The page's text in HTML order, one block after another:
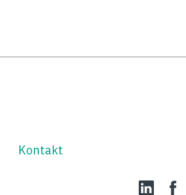
Kontakt
LinedIn